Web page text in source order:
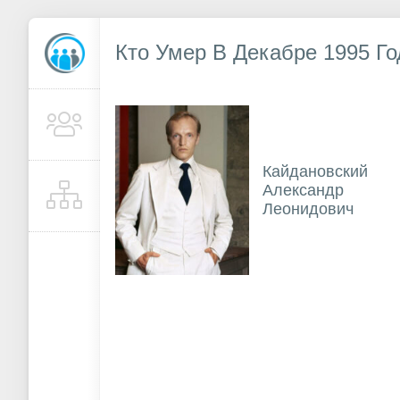
Кто Умер В Декабре 1995
Кайдановский
Александр
Леонидович